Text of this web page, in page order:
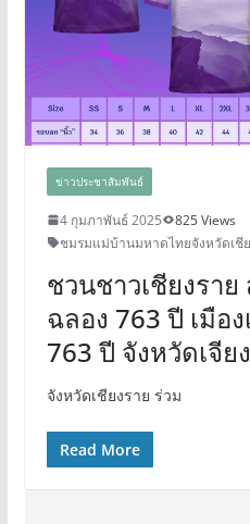
ข่าวประชาสัมพันธ์
4 กุมภาพันธ์ 2025
825 Views
ชมรมแม่บ้านมหาดไทยจังหวัดเชี
ชวนชาวเชียงราย
ฉลอง 763 ปี เมือง
763 ปี จังหวัดเจีย
จังหวัดเชียงราย ร่วม
Read More